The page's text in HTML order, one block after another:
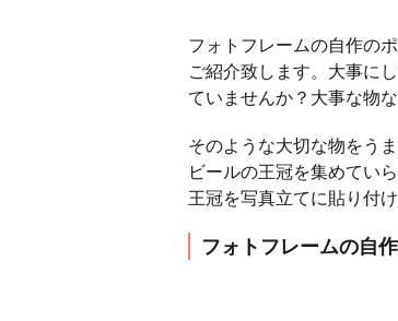
フォトフレームの自作の
ご紹介致します。大事に
ていませんか？大事な物
そのような大切な物をう
ビールの王冠を集めてい
王冠を写真立てに貼り付
フォトフレームの自